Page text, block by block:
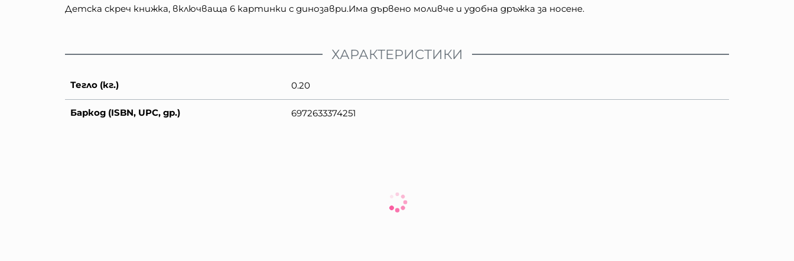
Детска скреч книжка, включваща 6 картинки с динозаври.Има дървено моливче и удобна дръжка за носене.
ХАРАКТЕРИСТИКИ
Тегло (кг.) 0.20
Баркод (ISBN, UPC, др.) 6972633374251